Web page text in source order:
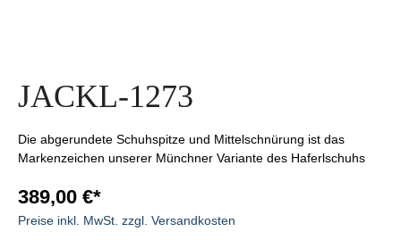
JACKL-1273
Die abgerundete Schuhspitze und Mittelschnürung ist das
Markenzeichen unserer Münchner Variante des Haferlschuhs
389,00 €*
Preise inkl. MwSt. zzgl. Versandkosten